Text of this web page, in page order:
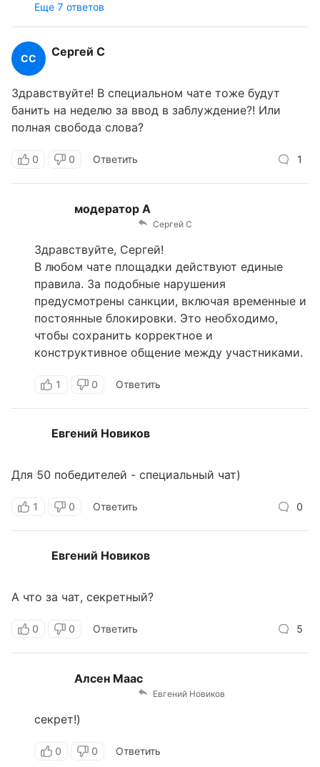
Еще 7 ответов
СС Сергей С
Здравствуйте! В специальном чате тоже будут
банить на неделю за ввод в заблуждение?! Или
полная свобода слова?
0 0 Ответить 1
модератор А
Сергей С
Здравствуйте, Сергей!
В любом чате площадки действуют единые
правила. За подобные нарушения
предусмотрены санкции, включая временные и
постоянные блокировки. Это необходимо,
чтобы сохранить корректное и
конструктивное общение между участниками.
1 0 Ответить
Евгений Новиков
Для 50 победителей - специальный чат)
1 0 Ответить 0
Евгений Новиков
А что за чат, секретный?
0 0 Ответить 5
Алсен Маас
Евгений Новиков
секрет!)
0 0 Ответить